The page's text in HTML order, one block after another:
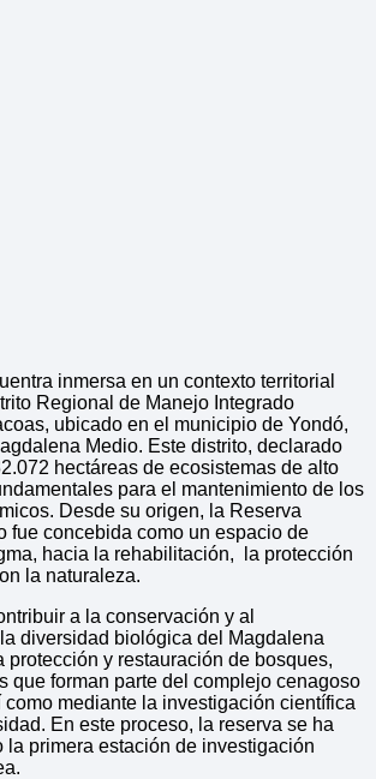
inmersa en un contexto territorial
Regional de Manejo Integrado
ubicado en el municipio de Yondó,
Medio. Este distrito, declarado
hectáreas de ecosistemas de alto
para el mantenimiento de los
Desde su origen, la Reserva
fue concebida como un espacio de
hacia la rehabilitación, la protección
la naturaleza.
a la conservación y al
diversidad biológica del Magdalena
protección y restauración de bosques,
que forman parte del complejo cenagoso
mediante la investigación científica
En este proceso, la reserva se ha
la primera estación de investigación